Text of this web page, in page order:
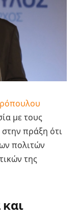
με τους
πράξη ότι
πολιτών
της